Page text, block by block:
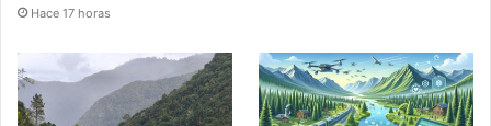
Hace 17 horas